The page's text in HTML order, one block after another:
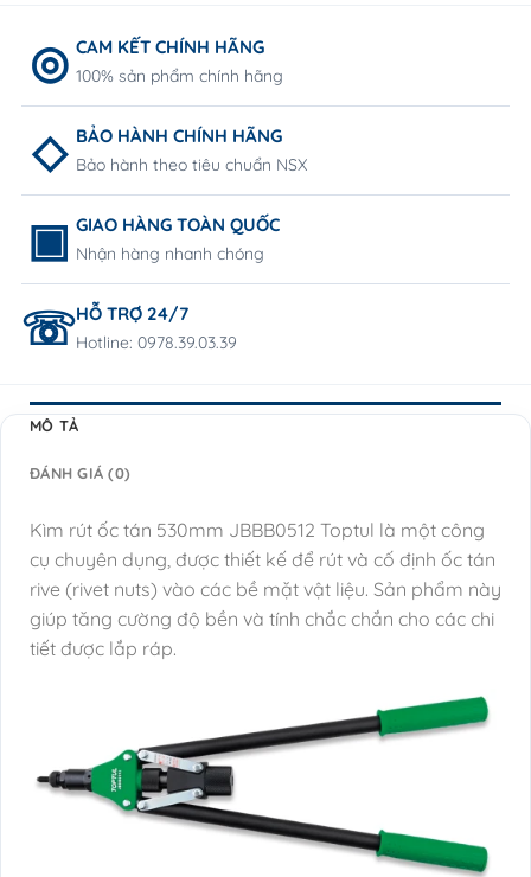
CAM KẾT CHÍNH HÃNG
100% sản phẩm chính hãng
BẢO HÀNH CHÍNH HÃNG
Bảo hành theo tiêu chuẩn NSX
GIAO HÀNG TOÀN QUỐC
Nhận hàng nhanh chóng
HỖ TRỢ 24/7
Hotline: 0978.39.03.39
MÔ TẢ
ĐÁNH GIÁ (0)
Kìm rút ốc tán 530mm JBBB0512 Toptul là một công
cụ chuyên dụng, được thiết kế để rút và cố định ốc tán
rive (rivet nuts) vào các bề mặt vật liệu. Sản phẩm này
giúp tăng cường độ bền và tính chắc chắn cho các chi
tiết được lắp ráp.